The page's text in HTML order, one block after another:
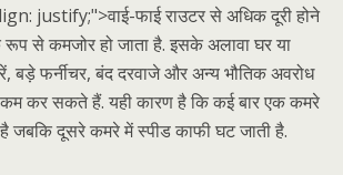
justify;">वाई-फाई राउटर से अधिक दूरी होने
रूप से कमजोर हो जाता है. इसके अलावा घर या
बड़े फर्नीचर, बंद दरवाजे और अन्य भौतिक अवरोध
कर सकते हैं. यही कारण है कि कई बार एक कमरे
जबकि दूसरे कमरे में स्पीड काफी घट जाती है.